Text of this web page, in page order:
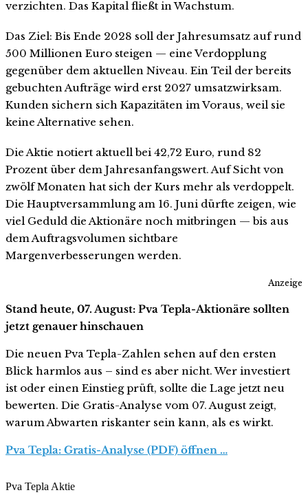
verzichten. Das Kapital fließt in Wachstum.
Das Ziel: Bis Ende 2028 soll der Jahresumsatz auf rund
500 Millionen Euro steigen — eine Verdopplung
gegenüber dem aktuellen Niveau. Ein Teil der bereits
gebuchten Aufträge wird erst 2027 umsatzwirksam.
Kunden sichern sich Kapazitäten im Voraus, weil sie
keine Alternative sehen.
Die Aktie notiert aktuell bei 42,72 Euro, rund 82
Prozent über dem Jahresanfangswert. Auf Sicht von
zwölf Monaten hat sich der Kurs mehr als verdoppelt.
Die Hauptversammlung am 16. Juni dürfte zeigen, wie
viel Geduld die Aktionäre noch mitbringen — bis aus
dem Auftragsvolumen sichtbare
Margenverbesserungen werden.
Anzeige
Stand heute, 07. August: Pva Tepla-Aktionäre sollten
jetzt genauer hinschauen
Die neuen Pva Tepla-Zahlen sehen auf den ersten
Blick harmlos aus – sind es aber nicht. Wer investiert
ist oder einen Einstieg prüft, sollte die Lage jetzt neu
bewerten. Die Gratis-Analyse vom 07. August zeigt,
warum Abwarten riskanter sein kann, als es wirkt.
Pva Tepla: Gratis-Analyse (PDF) öffnen …
Pva Tepla Aktie